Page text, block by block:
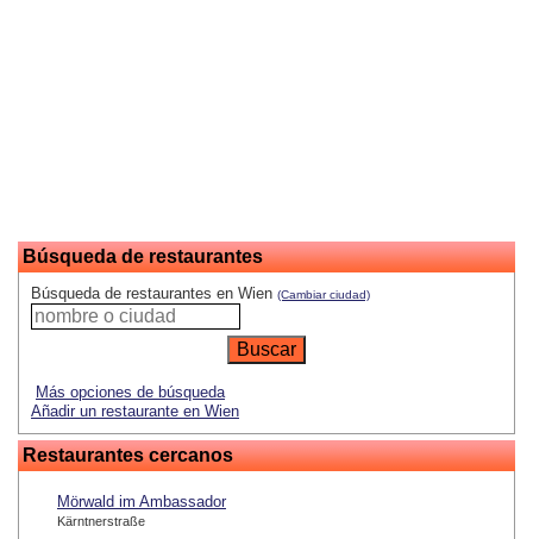
Búsqueda de restaurantes
Búsqueda de restaurantes en Wien (Cambiar ciudad)
Más opciones de búsqueda
Añadir un restaurante en Wien
Restaurantes cercanos
Mörwald im Ambassador
Kärntnerstraße